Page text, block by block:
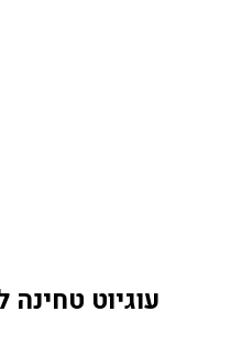
עוגיוט טחינה